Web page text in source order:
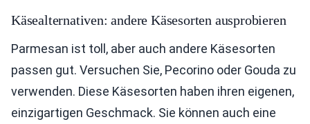
Käsealternativen: andere Käsesorten ausprobieren
Parmesan ist toll, aber auch andere Käsesorten
passen gut. Versuchen Sie, Pecorino oder Gouda zu
verwenden. Diese Käsesorten haben ihren eigenen,
einzigartigen Geschmack. Sie können auch eine